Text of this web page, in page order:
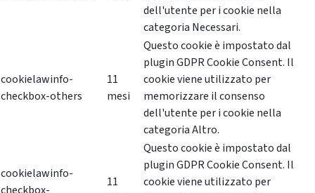
dell'utente per i cookie nella
categoria Necessari.
cookielawinfo-
checkbox-others
11
mesi
Questo cookie è impostato dal
plugin GDPR Cookie Consent. Il
cookie viene utilizzato per
memorizzare il consenso
dell'utente per i cookie nella
categoria Altro.
cookielawinfo-
11
Questo cookie è impostato dal
plugin GDPR Cookie Consent. Il
cookie viene utilizzato per